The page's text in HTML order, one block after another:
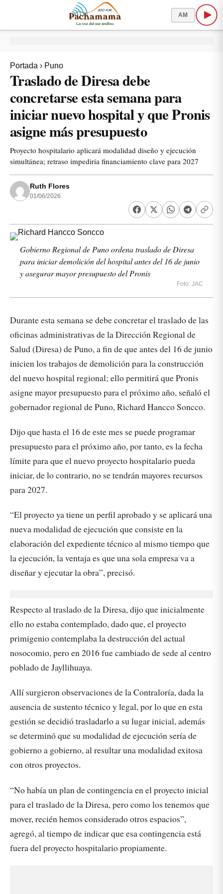
AM
Portada › Puno
Traslado de Diresa debe
concretarse esta semana para
iniciar nuevo hospital y que Pronis
asigne más presupuesto
Proyecto hospitalario aplicará modalidad diseño y ejecución
simultánea; retraso impediría financiamiento clave para 2027
Ruth Flores
01/06/2026
Gobierno Regional de Puno ordena traslado de Diresa
para iniciar demolición del hospital antes del 16 de junio
y asegurar mayor presupuesto del Pronis
Foto: JAC
Durante esta semana se debe concretar el traslado de las
oficinas administrativas de la Dirección Regional de
Salud (Diresa) de Puno, a fin de que antes del 16 de junio
inicien los trabajos de demolición para la construcción
del nuevo hospital regional; ello permitirá que Pronis
asigne mayor presupuesto para el próximo año, señaló el
gobernador regional de Puno, Richard Hancco Soncco.
Dijo que hasta el 16 de este mes se puede programar
presupuesto para el próximo año, por tanto, es la fecha
límite para que el nuevo proyecto hospitalario pueda
iniciar, de lo contrario, no se tendrán mayores recursos
para 2027.
“El proyecto ya tiene un perfil aprobado y se aplicará una
nueva modalidad de ejecución que consiste en la
elaboración del expediente técnico al mismo tiempo que
la ejecución, la ventaja es que una sola empresa va a
diseñar y ejecutar la obra”, precisó.
Respecto al traslado de la Diresa, dijo que inicialmente
ello no estaba contemplado, dado que, el proyecto
primigenio contemplaba la destrucción del actual
nosocomio, pero en 2016 fue cambiado de sede al centro
poblado de Jayllihuaya.
Allí surgieron observaciones de la Contraloría, dada la
ausencia de sustento técnico y legal, por lo que en esta
gestión se decidió trasladarlo a su lugar inicial, además
se determinó que su modalidad de ejecución sería de
gobierno a gobierno, al resultar una modalidad exitosa
con otros proyectos.
“No había un plan de contingencia en el proyecto inicial
para el traslado de la Diresa, pero como los tenemos que
mover, recién hemos considerado otros espacios”,
agregó, al tiempo de indicar que esa contingencia está
fuera del proyecto hospitalario propiamente.